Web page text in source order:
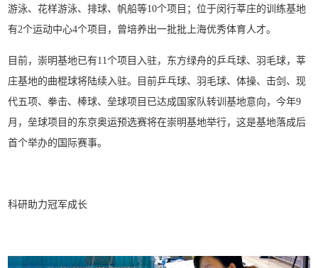
游泳、花样游泳、排球、帆船等10个项目；位于闵行莘庄的训练基地
有2个运动中心4个项目，曾培养出一批批上海优秀体育人才。
目前，崇明基地已有11个项目入驻，东方绿舟的乒乓球、羽毛球，莘
庄基地的曲棍球将陆续入驻。目前乒乓球、羽毛球、体操、击剑、现
代五项、拳击、棒球、垒球项目已达成国家队转训基地意向，今年9
月，垒球项目的东京奥运预选赛将在崇明基地举行，这是基地落成后
首个举办的国际赛事。
科研助力冠军成长